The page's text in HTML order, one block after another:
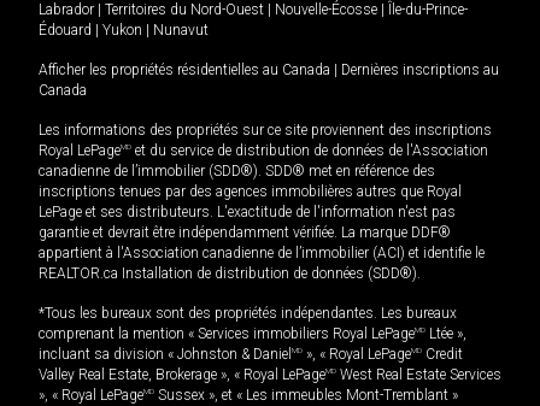
Labrador
Territoires du Nord-Ouest Nouvelle-Écosse
Île-du-Prince-
Édouard
Yukon Nunavut
Afficher les propriétés résidentielles au Canada
Dernières inscriptions au
Canada
Les informations des propriétés sur ce site proviennent des inscriptions
Royal LePageMD et du service de distribution de données de l'Association
canadienne de l’immobilier (SDD®). SDD® met en référence des
inscriptions tenues par des agences immobilières autres que Royal
LePage et ses distributeurs. L'exactitude de l'information n'est pas
garantie et devrait être indépendamment vérifiée. La marque DDF®
appartient à l'Association canadienne de l’immobilier (ACI) et identifie le
REALTOR.ca Installation de distribution de données (SDD®).
*Tous les bureaux sont des propriétés indépendantes. Les bureaux
comprenant la mention « Services immobiliers Royal LePageMD Ltée »,
incluant sa division « Johnston & Daniel MD », « Royal LePageMD Credit
Valley Real Estate, Brokerage », « Royal LePageMD West Real Estate Services
», « Royal LePageMD Sussex », et « Les immeubles Mont-Tremblant »